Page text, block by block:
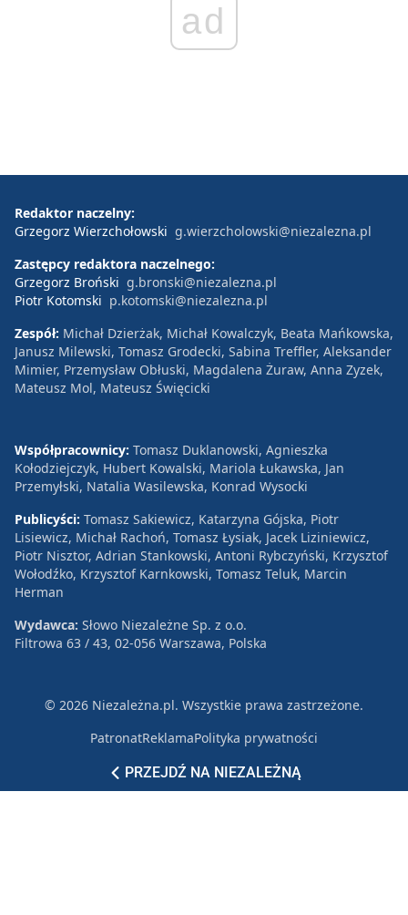
ad
PRZEJDŹ NA NIEZALEŻNĄ
Redaktor naczelny:
Grzegorz Wierzchołowski g.wierzcholowski@niezalezna.pl
Zastępcy redaktora naczelnego:
Grzegorz Broński g.bronski@niezalezna.pl
Piotr Kotomski p.kotomski@niezalezna.pl
Zespół: Michał Dzierżak, Michał Kowalczyk, Beata Mańkowska,
Janusz Milewski, Tomasz Grodecki, Sabina Treffler, Aleksander
Mimier, Przemysław Obłuski, Magdalena Żuraw, Anna Zyzek,
Mateusz Mol, Mateusz Święcicki
Współpracownicy: Tomasz Duklanowski, Agnieszka
Kołodziejczyk, Hubert Kowalski, Mariola Łukawska, Jan
Przemyłski, Natalia Wasilewska, Konrad Wysocki
Publicyści: Tomasz Sakiewicz, Katarzyna Gójska, Piotr
Lisiewicz, Michał Rachoń, Tomasz Łysiak, Jacek Liziniewicz,
Piotr Nisztor, Adrian Stankowski, Antoni Rybczyński, Krzysztof
Wołodźko, Krzysztof Karnkowski, Tomasz Teluk, Marcin
Herman
Wydawca: Słowo Niezależne Sp. z o.o.
Filtrowa 63 / 43, 02-056 Warszawa, Polska
© 2026 Niezależna.pl. Wszystkie prawa zastrzeżone.
PatronatReklamaPolityka prywatności